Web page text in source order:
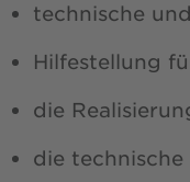
technische
Hilfestellung
die
die